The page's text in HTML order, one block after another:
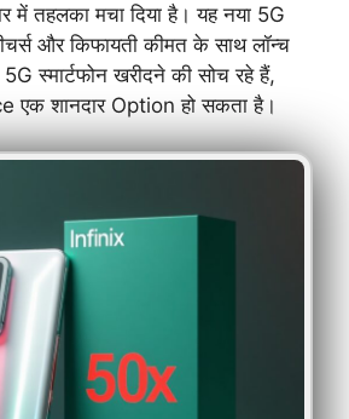
तहलका मचा दिया है। यह नया 5G
और किफायती कीमत के साथ लॉन्च
स्मार्टफोन खरीदने की सोच रहे हैं,
एक शानदार Option हो सकता है।